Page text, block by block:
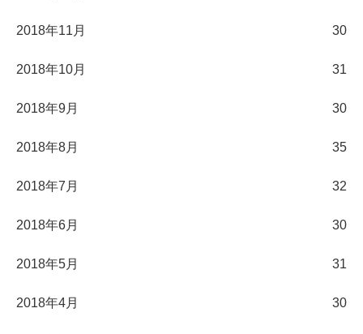
2018年11月 30
2018年10月 31
2018年9月 30
2018年8月 35
2018年7月 32
2018年6月 30
2018年5月 31
2018年4月 30